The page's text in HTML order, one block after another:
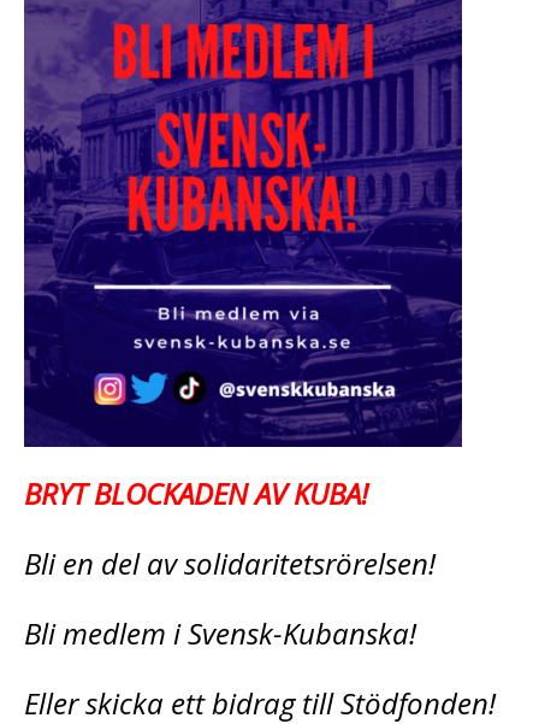
BRYT BLOCKADEN AV KUBA!
Bli en del av solidaritetsrörelsen!
Bli medlem i Svensk-Kubanska!
Eller skicka ett bidrag till Stödfonden!